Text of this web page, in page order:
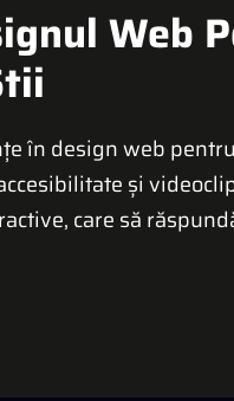
Web
în design web
și
care să